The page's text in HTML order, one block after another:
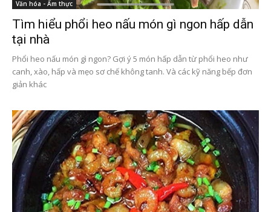
Văn hóa - Ẩm thực
Tìm hiểu phổi heo nấu món gì ngon hấp dẫn
tại nhà
Phổi heo nấu món gì ngon? Gợi ý 5 món hấp dẫn từ phổi heo như
canh, xào, hấp và mẹo sơ chế không tanh. Và các kỹ năng bếp đơn
giản khác